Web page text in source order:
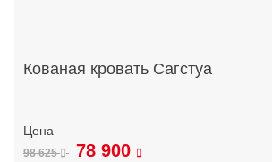
Кованая кровать Сагстуа
98 625 78 900